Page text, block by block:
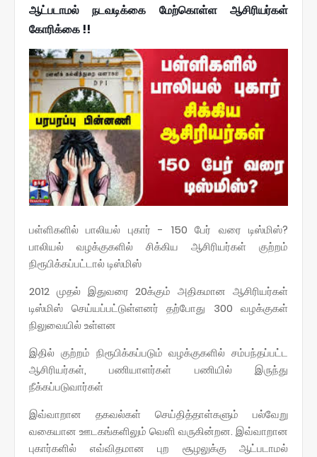
ஆட்படாமல் நடவடிக்கை மேற்கொள்ள ஆசிரியர்கள்
கோரிக்கை !!
பள்ளிகளில் பாலியல் புகார் - 150 பேர் வரை டிஸ்மிஸ்?
பாலியல் வழக்குகளில் சிக்கிய ஆசிரியர்கள் குற்றம்
நிரூபிக்கப்பட்டால் டிஸ்மிஸ்
2012 முதல் இதுவரை 20க்கும் அதிகமான ஆசிரியர்கள்
டிஸ்மிஸ் செய்யப்பட்டுள்ளனர் தற்போது 300 வழக்குகள்
நிலுவையில் உள்ளன
இதில் குற்றம் நிரூபிக்கப்படும் வழக்குகளில் சம்பந்தப்பட்ட
ஆசிரியர்கள், பணியாளர்கள் பணியில் இருந்து
நீக்கப்படுவார்கள்
இவ்வாறான தகவல்கள் செய்தித்தாள்களும் பல்வேறு
வகையான ஊடகங்களிலும் வெளி வருகின்றன. இவ்வாறான
புகார்களில் எவ்விதமான புற சூழலுக்கு ஆட்படாமல்